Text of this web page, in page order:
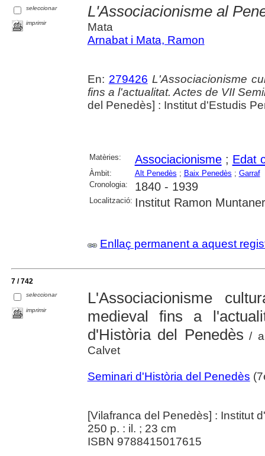
seleccionar
imprimir
L'Associacionisme al
Mata
Arnabat i Mata, Ramon
En: 279426 L'Associacionisme
fins a l'actualitat. Actes de VII
del Penedès] : Institut d'Estudis
Matèries: Associacionisme; Edat
Àmbit: Alt Penedès ; Baix Penedès ; Garraf
Cronologia:
1840 - 1939
Localització: Institut Ramon
Enllaç permanent a aquest
7 / 742
seleccionar
imprimir
L'Associacionisme
medieval fins a
d'Història del Penedès /
Calvet
Seminari d'Història del Penedès
[Vilafranca del Penedès] : Institut
250 p. : il. ; 23 cm
ISBN 9788415017615